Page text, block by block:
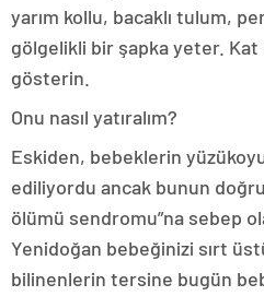
yarım kollu, bacaklı tulum,
gölgelikli bir şapka yeter.
gösterin.
Onu nasıl yatıralım?
Eskiden, bebeklerin
ediliyordu ancak bunun doğru
ölümü sendromu”na sebep
Yenidoğan bebeğinizi sırt
bilinenlerin tersine bugün